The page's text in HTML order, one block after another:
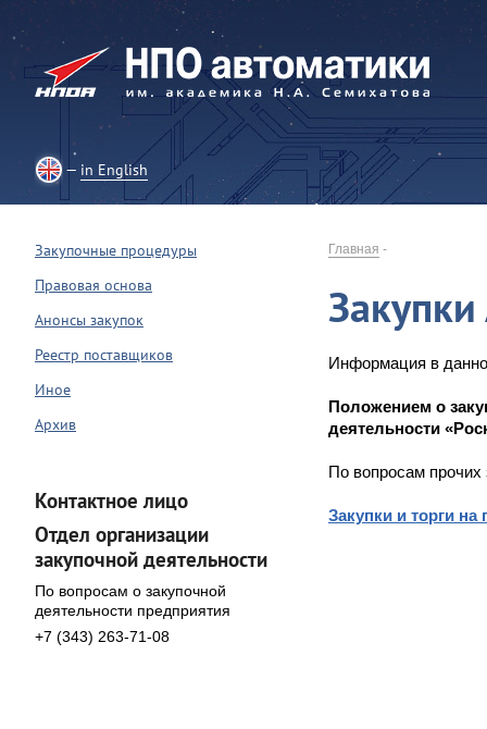
in English
Главная -
Информация в
Положением о
деятельности
По вопросам
Закупки и торги
Закупочные процедуры
Правовая основа
Анонсы закупок
Реестр поставщиков
Иное
Архив
Контактное лицо
Отдел организации
закупочной деятельности
По вопросам о закупочной
деятельности предприятия
+7 (343) 263-71-08